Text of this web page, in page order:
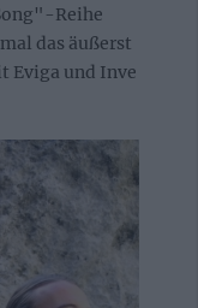
Reihe
das äußerst
Eviga und Inve